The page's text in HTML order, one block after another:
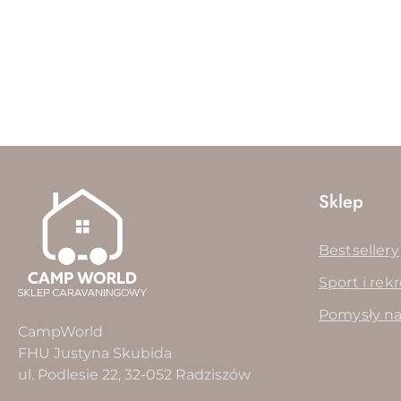
CampWorld
FHU Justyna Skubida
ul. Podlesie 22, 32-052 Radziszów
Sklep
Bestsellery
Sport i
Pomysły